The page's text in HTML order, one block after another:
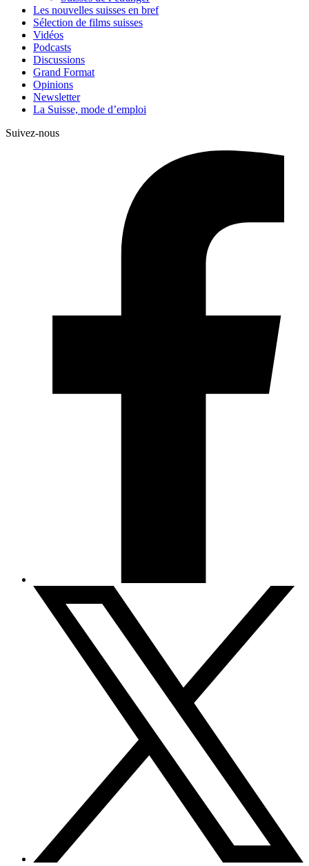
Les nouvelles suisses en bref
Sélection de films suisses
Vidéos
Podcasts
Discussions
Grand Format
Opinions
Newsletter
La Suisse, mode d’emploi
Suivez-nous